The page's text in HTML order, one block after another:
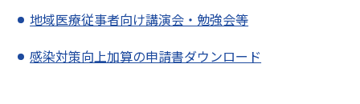
地域医療従事者向け講演会・勉強会等
感染対策向上加算の申請書ダウンロード